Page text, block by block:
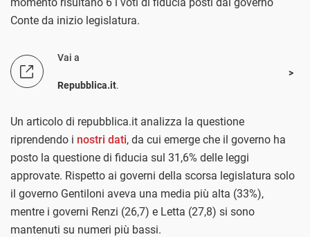
Conte da inizio legislatura.
Vai a
Repubblica.it.
Un articolo di repubblica.it analizza la questione
riprendendo i nostri dati, da cui emerge che il governo ha
posto la questione di fiducia sul 31,6% delle leggi
approvate. Rispetto ai governi della scorsa legislatura solo
il governo Gentiloni aveva una media più alta (33%),
mentre i governi Renzi (26,7) e Letta (27,8) si sono
mantenuti su numeri più bassi.